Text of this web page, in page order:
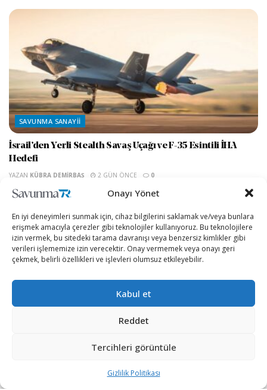
Onayı Yönet
En iyi deneyimleri sunmak için, cihaz bilgilerini saklamak ve/veya bunlara
erişmek amacıyla çerezler gibi teknolojiler kullanıyoruz. Bu teknolojilere
izin vermek, bu sitedeki tarama davranışı veya benzersiz kimlikler gibi
verileri işlememize izin verecektir. Onay vermemek veya onayı geri
çekmek, belirli özellikleri ve işlevleri olumsuz etkileyebilir.
Kabul et
Reddet
Tercihleri görüntüle
Gizlilik Politikası
SAVUNMA SANAYII
İsrail’den Yerli Stealth Savaş Uçağı ve F-35 Esintili İHA
Hedefi
YAZAN KÜBRA DEMIRBAŞ 2 GÜN ÖNCE 0
İsrail’den Yerli Stealth Savaş Uçağı ve F-35 Esintili İHA Hedefi
içinde...
ABD Hava Kuvvetleri savaş uçağı motorlarında
yeni tedarikçi arayışına yöneldi
Rusya’nın Starlink rakibi Ukrayna üzerinde
Rheinmetall, Yeni Nesil GMF140 Fırkateynini
3 GÜN ÖNCE